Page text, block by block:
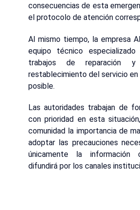
consecuencias de esta
el protocolo de atención
Al mismo tiempo, la empresa
equipo técnico
trabajos de reparación
restablecimiento del servicio
posible.
Las autoridades trabajan de
con prioridad en esta
comunidad la importancia de
adoptar las precauciones
únicamente la
difundirá por los canales